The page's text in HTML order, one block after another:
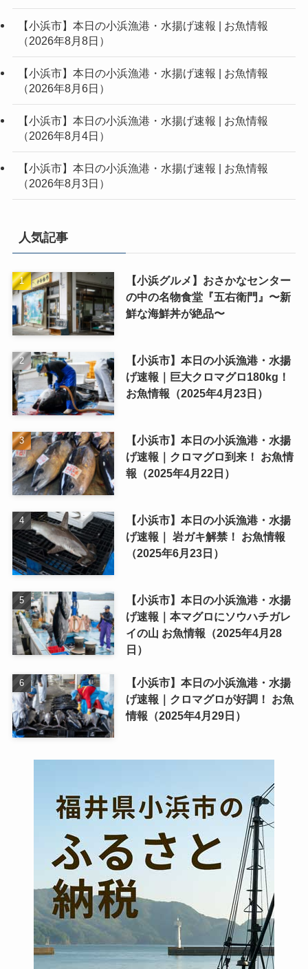
【小浜市】本日の小浜漁港・水揚げ速報 | お魚情報
（2026年8月8日）
【小浜市】本日の小浜漁港・水揚げ速報 | お魚情報
（2026年8月6日）
【小浜市】本日の小浜漁港・水揚げ速報 | お魚情報
（2026年8月4日）
【小浜市】本日の小浜漁港・水揚げ速報 | お魚情報
（2026年8月3日）
人気記事
【小浜グルメ】おさかなセンター
の中の名物食堂『五右衛門』〜新
鮮な海鮮丼が絶品〜
【小浜市】本日の小浜漁港・水揚
げ速報｜巨大クロマグロ180kg！
お魚情報（2025年4月23日）
【小浜市】本日の小浜漁港・水揚
げ速報｜クロマグロ到来！ お魚情
報（2025年4月22日）
【小浜市】本日の小浜漁港・水揚
げ速報｜ 岩ガキ解禁！ お魚情報
（2025年6月23日）
【小浜市】本日の小浜漁港・水揚
げ速報｜本マグロにソウハチガレ
イの山 お魚情報（2025年4月28
日）
【小浜市】本日の小浜漁港・水揚
げ速報｜クロマグロが好調！ お魚
情報（2025年4月29日）